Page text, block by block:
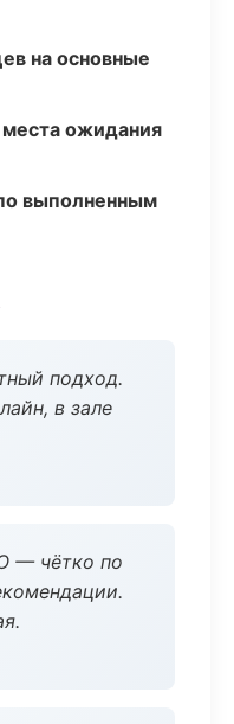
на основные
ожидания
выполненным
подход.
в зале
— чётко по